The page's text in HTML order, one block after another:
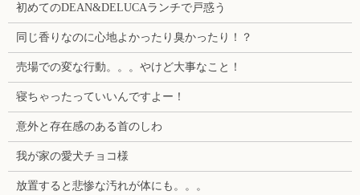
初めてのDEAN&DELUCAランチで戸惑う
同じ香りなのに心地よかったり臭かったり！？
売場での変な行動。。。やけど大事なこと！
寝ちゃったっていいんですよー！
意外と存在感のある首のしわ
我が家の愛犬チョコ様
放置すると悲惨な汚れが体にも。。。